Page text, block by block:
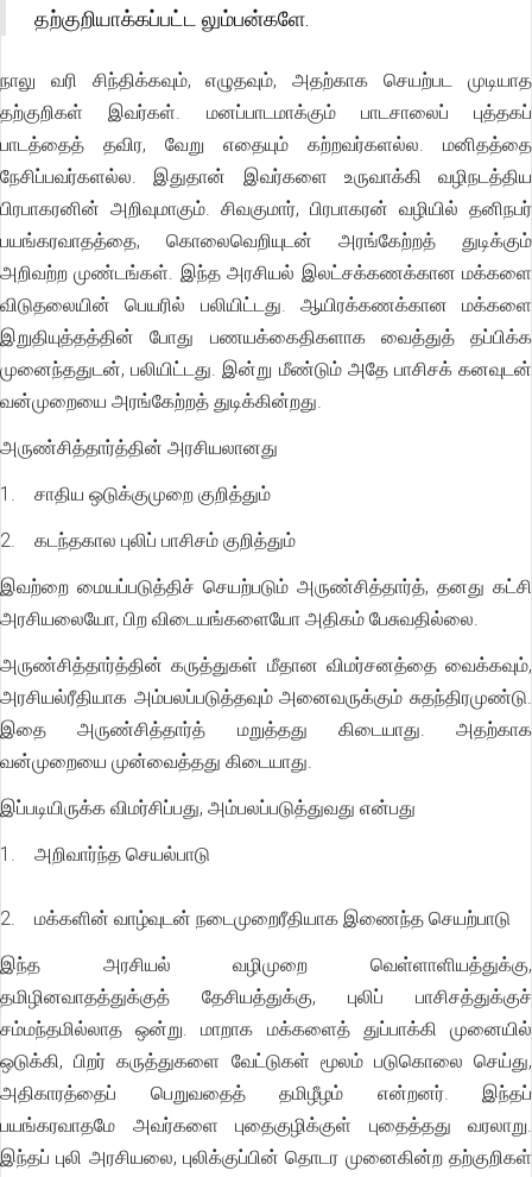
தற்குறியாக்கப்பட்ட லும்பன்களே.
நாலு வரி சிந்திக்கவும், எழுதவும், அதற்காக செயற்பட முடியாத
தற்குறிகள் இவர்கள். மனப்பாடமாக்கும் பாடசாலைப் புத்தகப்
பாடத்தைத் தவிர, வேறு எதையும் கற்றவர்களல்ல. மனிதத்தை
நேசிப்பவர்களல்ல. இதுதான் இவர்களை உருவாக்கி வழிநடத்திய
பிரபாகரனின் அறிவுமாகும். சிவகுமார், பிரபாகரன் வழியில் தனிநபர்
பயங்கரவாதத்தை, கொலைவெறியுடன் அரங்கேற்றத் துடிக்கும்
அறிவற்ற முண்டங்கள். இந்த அரசியல் இலட்சக்கணக்கான மக்களை
விடுதலையின் பெயரில் பலியிட்டது. ஆயிரக்கணக்கான மக்களை
இறுதியுத்தத்தின் போது பணயக்கைதிகளாக வைத்துத் தப்பிக்க
முனைந்ததுடன், பலியிட்டது. இன்று மீண்டும் அதே பாசிசக் கனவுடன்
வன்முறையை அரங்கேற்றத் துடிக்கின்றது.
அருண்சித்தார்த்தின் அரசியலானது
1. சாதிய ஒடுக்குமுறை குறித்தும்
2. கடந்தகால புலிப் பாசிசம் குறித்தும்
இவற்றை மையப்படுத்திச் செயற்படும் அருண்சித்தார்த், தனது கட்சி
அரசியலையோ, பிற விடையங்களையோ அதிகம் பேசுவதில்லை.
அருண்சித்தார்த்தின் கருத்துகள் மீதான விமர்சனத்தை வைக்கவும்,
அரசியல்ரீதியாக அம்பலப்படுத்தவும் அனைவருக்கும் சுதந்திரமுண்டு.
இதை அருண்சித்தார்த் மறுத்தது கிடையாது. அதற்காக
வன்முறையை முன்வைத்தது கிடையாது.
இப்படியிருக்க விமர்சிப்பது, அம்பலப்படுத்துவது என்பது
1. அறிவார்ந்த செயல்பாடு
2. மக்களின் வாழ்வுடன் நடைமுறைரீதியாக இணைந்த செயற்பாடு
இந்த அரசியல் வழிமுறை வெள்ளாளியத்துக்கு,
தமிழினவாதத்துக்குத் தேசியத்துக்கு, புலிப் பாசிசத்துக்குச்
சம்மந்தமில்லாத ஒன்று. மாறாக மக்களைத் துப்பாக்கி முனையில்
ஒடுக்கி, பிறர் கருத்துகளை வேட்டுகள் மூலம் படுகொலை செய்து,
அதிகாரத்தைப் பெறுவதைத் தமிழீழம் என்றனர். இந்தப்
பயங்கரவாதமே அவர்களை புதைகுழிக்குள் புதைத்தது வரலாறு.
இந்தப் புலி அரசியலை, புலிக்குப்பின் தொடர முனைகின்ற தற்குறிகள்